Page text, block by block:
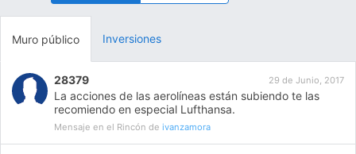
Muro público Inversiones
28379 29 de Junio, 2017
La acciones de las aerolíneas están subiendo te las
recomiendo en especial Lufthansa.
Mensaje en el Rincón deivanzamora